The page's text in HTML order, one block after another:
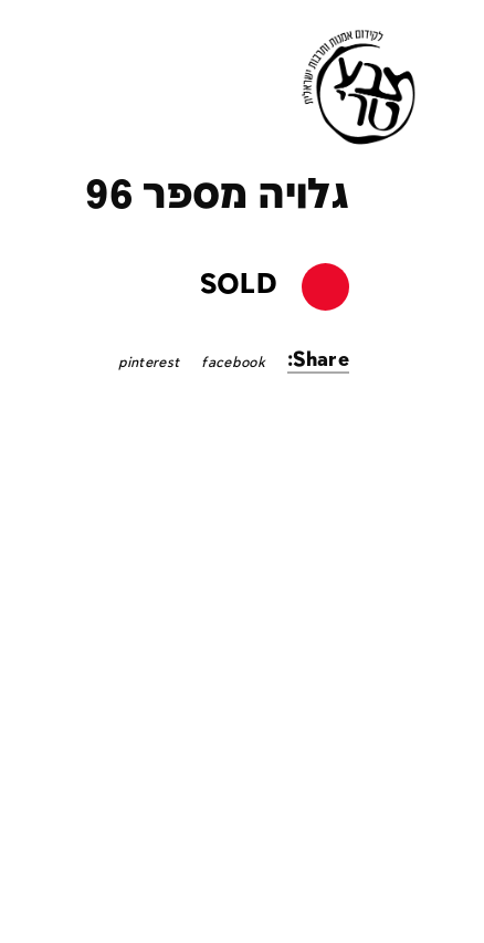
גלויה מספר 96
SOLD
Share:
facebook
pinterest